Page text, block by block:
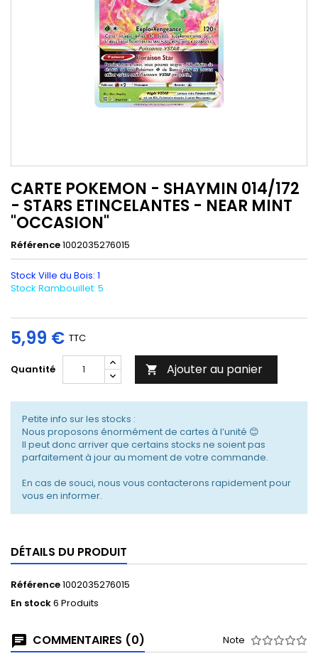
CARTE POKEMON - SHAYMIN 014/172
- STARS ETINCELANTES - NEAR MINT
"OCCASION"
Référence1002035276015
Stock Ville du Bois: 1
Stock Rambouillet: 5
5,99 € TTC
Quantité  Ajouter au panier
Petite info sur les stocks :
Nous proposons énormément de cartes à l’unité 😊
Il peut donc arriver que certains stocks ne soient pas
parfaitement à jour au moment de votre commande.
En cas de souci, nous vous contacterons rapidement pour
vous en informer.
DÉTAILS DU PRODUIT
Référence1002035276015
En stock6 Produits
COMMENTAIRES (0) Note